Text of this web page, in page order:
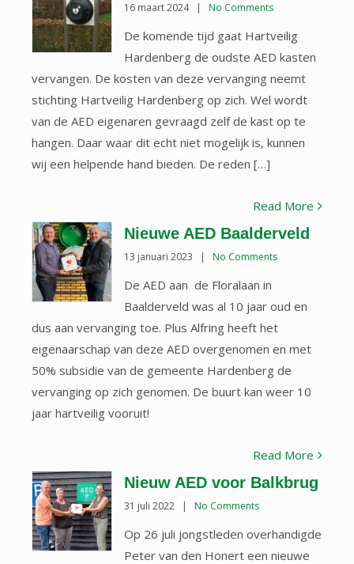
16 maart 2024 | No Comments
De komende tijd gaat Hartveilig
Hardenberg de oudste AED kasten
vervangen. De kosten van deze vervanging neemt
stichting Hartveilig Hardenberg op zich. Wel wordt
van de AED eigenaren gevraagd zelf de kast op te
hangen. Daar waar dit echt niet mogelijk is, kunnen
wij een helpende hand bieden. De reden […]
Read More
Nieuwe AED Baalderveld
13 januari 2023 | No Comments
De AED aan de Floralaan in
Baalderveld was al 10 jaar oud en
dus aan vervanging toe. Plus Alfring heeft het
eigenaarschap van deze AED overgenomen en met
50% subsidie van de gemeente Hardenberg de
vervanging op zich genomen. De buurt kan weer 10
jaar hartveilig vooruit!
Read More
Nieuw AED voor Balkbrug
31 juli 2022 | No Comments
Op 26 juli jongstleden overhandigde
Peter van den Honert een nieuwe